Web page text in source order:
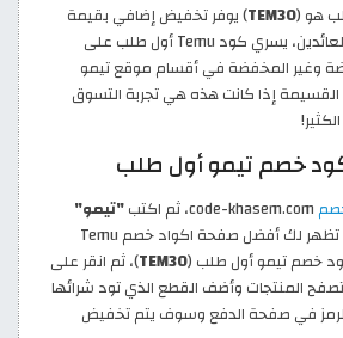
هو (TEM30) يوفر تخفيض إضافي بقيمة
30% للعملاء الجدد والعائدين، يسري كود Temu أول طلب على
وغير المخفضة في أقسام موقع تيمو
القسيمة إذا كانت هذه هي تجربة التسوق
خصم تيمو أول طلب
"تيمو"
في مربع البحث، سوف تظهر لك أفضل صفحة اكواد خصم Temu
TEM30)، ثم انقر على
المنتجات وأضف القطع الذي تود شرائها
في صفحة الدفع وسوف يتم تخفيض